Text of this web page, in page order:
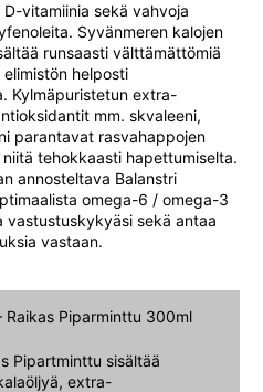
vitamiinia sekä vahvoja
Syvänmeren kalojen
runsaasti välttämättömiä
elimistön helposti
Kylmäpuristetun extra-
mm. skvaleeni,
parantavat rasvahappojen
tehokkaasti hapettumiselta.
annosteltava Balanstri
omega-6 / omega-3
sekä antaa
vastaan.
Raikas Piparminttu 300ml
Pipartminttu sisältää
extra-